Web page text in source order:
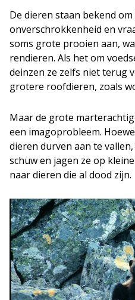
De dieren staan bekend
onverschrokkenheid en
soms grote prooien aan,
rendieren. Als het om
deinzen ze zelfs niet terug
grotere roofdieren, zoals
Maar de grote
een imagoprobleem.
dieren durven aan te
schuw en jagen ze op
naar dieren die al dood zijn.